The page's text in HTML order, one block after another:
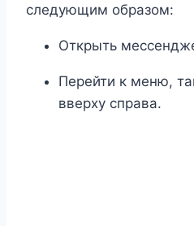
следующим образом:
Открыть
Перейти к меню,
вверху справа.